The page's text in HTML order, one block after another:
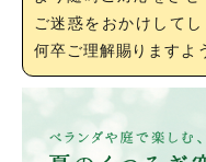
ご迷惑をおかけして
何卒ご理解賜りますよ